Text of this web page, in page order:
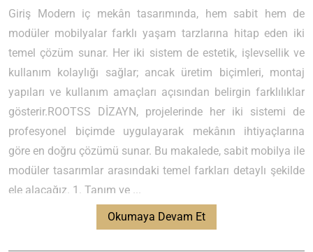
Giriş Modern iç mekân tasarımında, hem sabit hem de
modüler mobilyalar farklı yaşam tarzlarına hitap eden iki
temel çözüm sunar. Her iki sistem de estetik, işlevsellik ve
kullanım kolaylığı sağlar; ancak üretim biçimleri, montaj
yapıları ve kullanım amaçları açısından belirgin farklılıklar
gösterir.ROOTSS DİZAYN, projelerinde her iki sistemi de
profesyonel biçimde uygulayarak mekânın ihtiyaçlarına
göre en doğru çözümü sunar. Bu makalede, sabit mobilya ile
modüler tasarımlar arasındaki temel farkları detaylı şekilde
ele alacağız. 1. Tanım ve ...
Okumaya Devam Et